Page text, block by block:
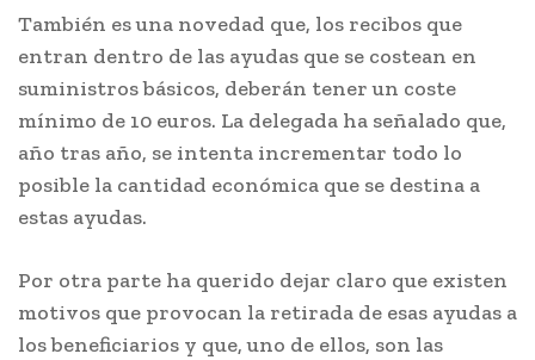
También es una novedad que, los recibos que
entran dentro de las ayudas que se costean en
suministros básicos, deberán tener un coste
mínimo de 10 euros. La delegada ha señalado que,
año tras año, se intenta incrementar todo lo
posible la cantidad económica que se destina a
estas ayudas.
Por otra parte ha querido dejar claro que existen
motivos que provocan la retirada de esas ayudas a
los beneficiarios y que, uno de ellos, son las